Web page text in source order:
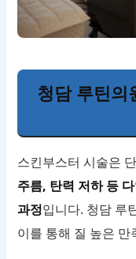
청담 루틴의
스킨부스터 시술은
주름, 탄력 저하 등
과정입니다. 청담 루
이를 통해 질 높은